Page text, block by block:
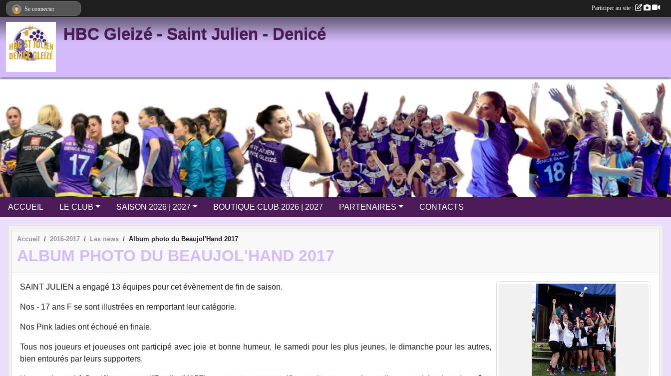
HBC Gleizé - Saint Julien - Denicé
ACCUEIL LE CLUB SAISON 2026 | 2027 BOUTIQUE CLUB 2026 | 2027 PARTENAIRES CONTACTS
Accueil 2016-2017 Les news Album photo du Beaujol'Hand 2017
ALBUM PHOTO DU BEAUJOL'HAND 2017
SAINT JULIEN a engagé 13 équipes pour cet évènement de fin de saison.
Nos - 17 ans F se sont illustrées en remportant leur catégorie.
Nos Pink ladies ont échoué en finale.
Tous nos joueurs et joueuses ont participé avec joie et bonne humeur, le samedi pour les plus jeunes, le dimanche pour les autres,
bien entourés par leurs supporters.
Se connecter Participer au site :
Panneau de gestion des cookies